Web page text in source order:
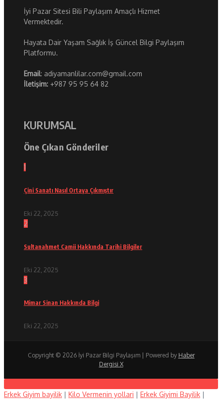
İyi Pazar Sitesi Bili Paylaşım Amaçlı Hizmet
Vermektedir.
Hayata Dair Yaşam Sağlık İş Güncel Bilgi Paylaşım
Platformu.
Email: adiyamanlilar.com@gmail.com
İletişim: +987 95 95 64 82
KURUMSAL
Öne Çıkan Gönderiler
1
Çini Sanatı Nasıl Ortaya Çıkmıştır
Eki 22, 2025
2
Sultanahmet Camii Hakkında Tarihi Bilgiler
Eki 22, 2025
3
Mimar Sinan Hakkında Bilgi
Eki 22, 2025
Copyright © 2026 İyi Pazar Bilgi Paylaşım | Powered by Haber
Dergisi X
Erkek Giyim bayilik | Kilo Vermenin yollari | Erkek Giyimi Bayilik |